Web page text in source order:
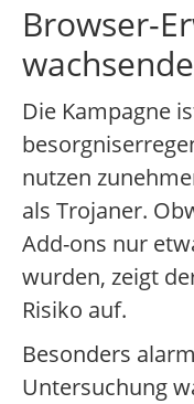
Browser-
Die Kampagne
nutzen
als Trojaner.
Add-ons nur
wurden, zeigt
Risiko auf.
Besonders
Untersuchung